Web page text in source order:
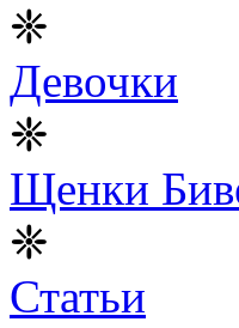
❈
Девочки
❈
Щенки
❈
Статьи